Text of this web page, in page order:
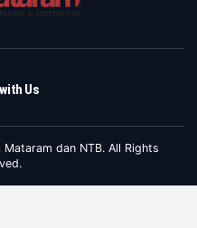
Us
dan NTB. All Rights